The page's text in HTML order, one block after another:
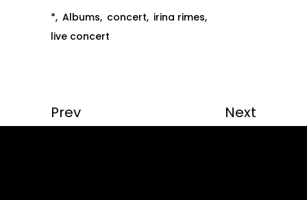
* Albums concert irina rimes
live concert
Prev Next